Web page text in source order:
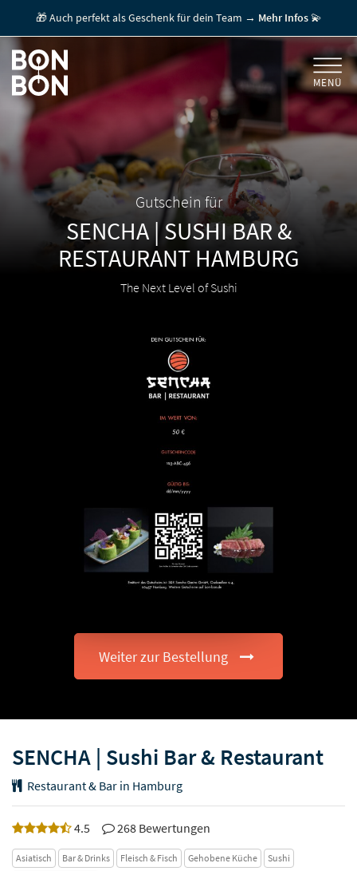
GUTSCHEIN EINLÖSEN
FÜR FIRMEN/ MITARBEITERGESCHENK
+
GESCHENKGUTSCHEINE
FÜR GASTRONOMEN
🎁 Auch perfekt als Geschenk für dein Team → Mehr Infos💫
MENÜ
The Next Level of Sushi
Gutschein für
SENCHA | SUSHI BAR &
RESTAURANT HAMBURG
Weiter zur Bestellung
SENCHA | Sushi Bar & Restaurant
Restaurant & Bar in Hamburg
4.5 268 Bewertungen
Asiatisch Bar & Drinks Fleisch & Fisch Gehobene Küche
Sushi